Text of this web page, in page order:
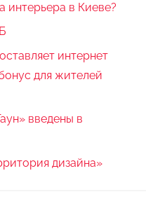
интерьера в Киеве?
интернет
для жителей
введены в
дизайна»